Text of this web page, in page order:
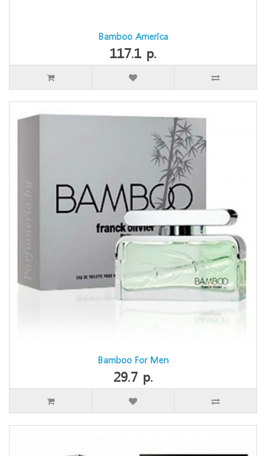
Bamboo America
117.1 р.
Bamboo For Men
29.7 р.